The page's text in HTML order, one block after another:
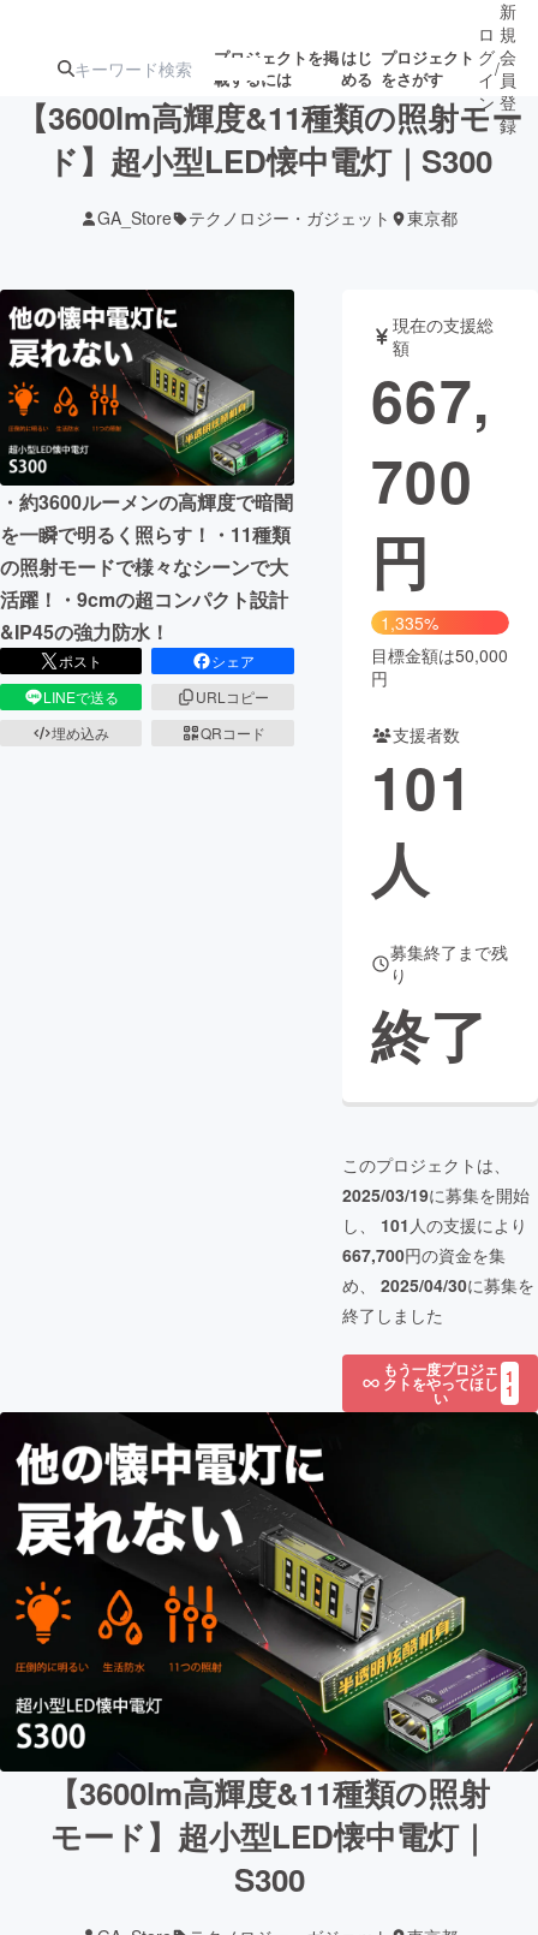
プロジェクトを掲
載するには
はじ
める
プロジェクト
をさがす
ターン
ジェクト
募集終了が近いプ
ロジェクト
もうすぐ公開
されます
アート・写真 音楽
テクノロジー・ガジェット ゲーム・サ
映像・映画
ビジネス・起業
まちづくり・地域活性化
CAMPFIRE for Social Good CAMPFIRE Creation
CAMPFIREふるさと納税
コミュニティ
ロ
グ
イ
ン
/
新
規
会
員
登
録
【3600lm高輝度&11種類の照射モー
ド】超小型LED懐中電灯｜S300
GA_Store テクノロジー・ガジェット 東京都
・約3600ルーメンの高輝度で暗闇
を一瞬で明るく照らす！・11種類
の照射モードで様々なシーンで大
活躍！・9cmの超コンパクト設計
&IP45の強力防水！
ポスト
シェア
LINEで送る
URLコピー
埋め込み
QRコード
現在の支援総
額
667,
700
円
1,335%
目標金額は50,000
円
支援者数
101
人
募集終了まで残
り
終了
このプロジェクトは、
2025/03/19に募集を開始
し、 101 人の支援により
667,700円の資金を集
め、 2025/04/30に募集を
終了しました
もう一度プロジェ
クトをやってほし
い
1
1
【3600lm高輝度&11種類の照射
モード】超小型LED懐中電灯｜
S300